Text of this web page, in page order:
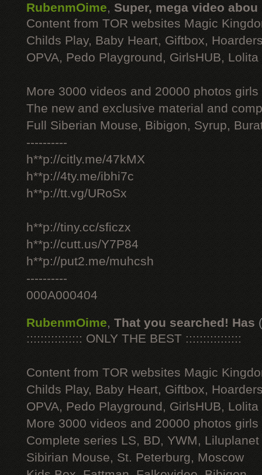
RubenmOime, Super, mega video abou
Content from TOR websites Magic
Childs Play, Baby Heart, Giftbox,
OPVA, Pedo Playground, GirlsHUB, Lolita
More 3000 videos and 20000 photos
The new and exclusive material and
Full Siberian Mouse, Bibigon, Syrup,
----------
h**p://citly.me/47kMX
h**p://4ty.me/ibhi7c
h**p://tt.vg/URoSx
h**p://tiny.cc/sficzx
h**p://cutt.us/Y7P84
h**p://put2.me/muhcsh
----------
000A000404
RubenmOime, That you searched! Has
:::::::::::::::: ONLY THE BEST ::::::::::::::::
Content from TOR websites Magic
Childs Play, Baby Heart, Giftbox,
OPVA, Pedo Playground, GirlsHUB, Lolita
More 3000 videos and 20000 photos
Complete series LS, BD, YWM, Liluplanet
Sibirian Mouse, St. Peterburg, Moscow